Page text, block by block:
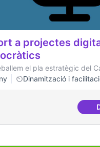
a projectes
el pla estratègic del
Dinamització i